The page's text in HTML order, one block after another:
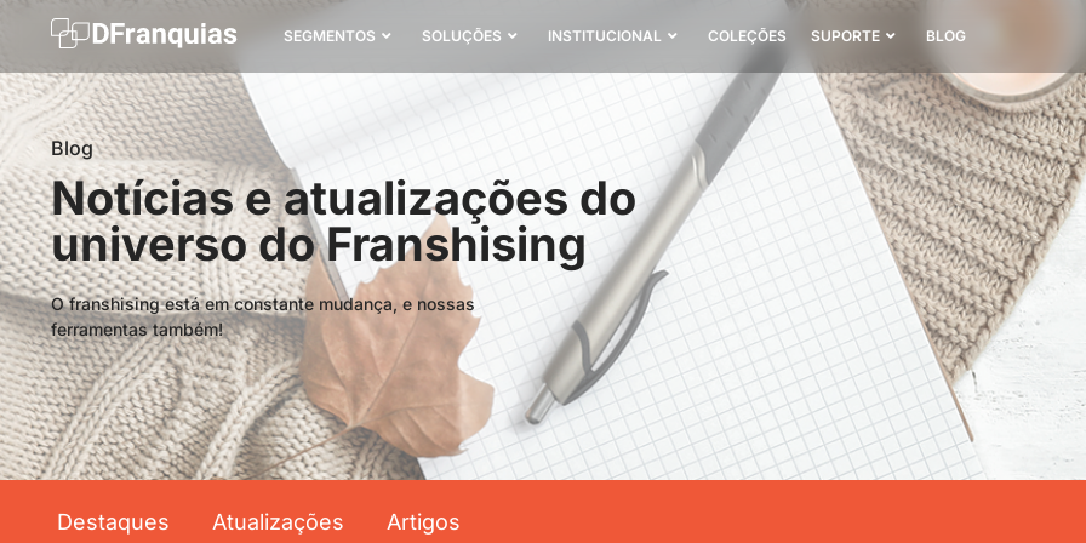
Blog
Notícias e atualizações do
universo do Franshising
O franshising está em constante mudança, e nossas
ferramentas também!
Destaques Atualizações Artigos
SEGMENTOS SOLUÇÕES INSTITUCIONAL COLEÇÕES SUPORTE BLOG